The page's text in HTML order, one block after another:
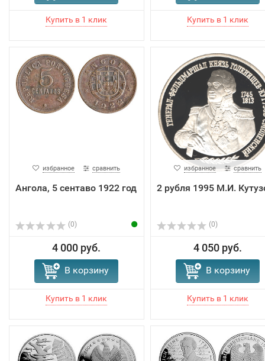
избранное сравнить
Ангола, 5 сентаво 1922 год
(0)
4 000 руб.
В корзину
избранное сравнить
2 рубля 1995 М.И.
(0)
4 050 руб.
В корзину